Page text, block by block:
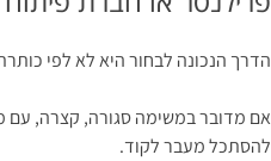
הדרך הנכונה לבחור היא לא לפי
אם מדובר במשימה סגורה, קצרה, עם
להסתכל מעבר לקוד.